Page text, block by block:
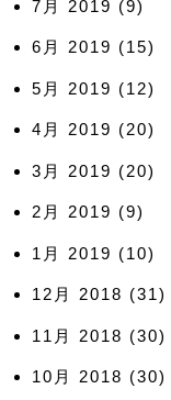
7月 2019 (9)
6月 2019 (15)
5月 2019 (12)
4月 2019 (20)
3月 2019 (20)
2月 2019 (9)
1月 2019 (10)
12月 2018 (31)
11月 2018 (30)
10月 2018 (30)